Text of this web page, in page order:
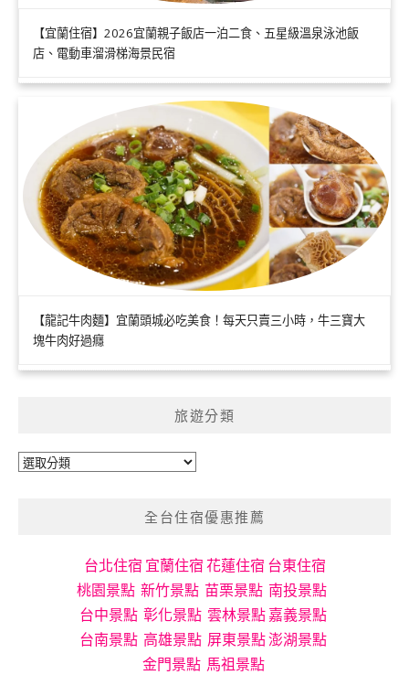
【宜蘭住宿】2026宜蘭親子飯店一泊二食、五星級溫泉泳池飯
店、電動車溜滑梯海景民宿
【龍記牛肉麵】宜蘭頭城必吃美食！每天只賣三小時，牛三寶大
塊牛肉好過癮
旅遊分類
旅
全台住宿優惠推薦
台北住宿 宜蘭住宿花蓮住宿 台東住宿
桃園景點 新竹景點 苗栗景點 南投景點
台中景點 彰化景點 雲林景點嘉義景點
台南景點 高雄景點 屏東景點澎湖景點
金門景點 馬祖景點